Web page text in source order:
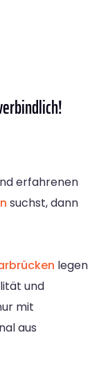
erfahrenen
suchst, dann
legen
und
mit
aus